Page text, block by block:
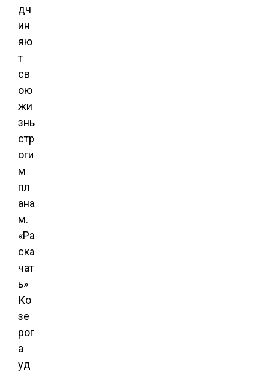
дч
ин
яю
т
св
ою
жи
знь
стр
оги
м
пл
ана
м.
«Ра
ска
чат
ь»
Ко
зе
рог
а
уд